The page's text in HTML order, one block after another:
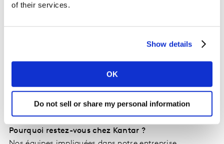
of their services.
Show details
OK
Do not sell or share my personal information
jusqu’à présent?
marché a baissé de 15%) mais notre activité a été
2021, conduiront aux meilleurs résultats de l’histoire
colombienne.
Pourquoi restez-vous chez Kantar ?